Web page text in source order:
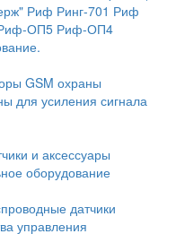
Риф Ринг-701 Риф
ОП5 Риф-ОП4
GSM охраны
для усиления сигнала
и аксессуары
оборудование
датчики
управления